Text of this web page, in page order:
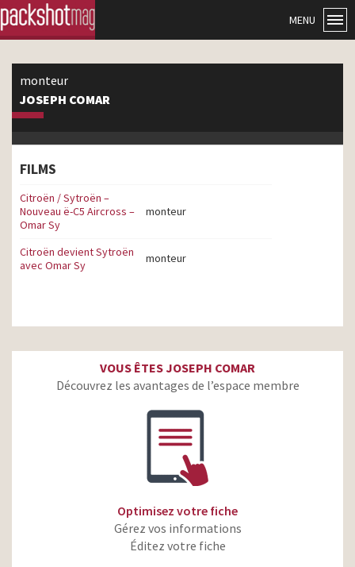
MENU
monteur
JOSEPH COMAR
FILMS
Citroën / Sytroën –
Nouveau ë-C5 Aircross –
Omar Sy
monteur
Citroën devient Sytroën
avec Omar Sy
monteur
VOUS ÊTES JOSEPH COMAR
Découvrez les avantages de l’espace membre
Optimisez votre fiche
Gérez vos informations
Éditez votre fiche